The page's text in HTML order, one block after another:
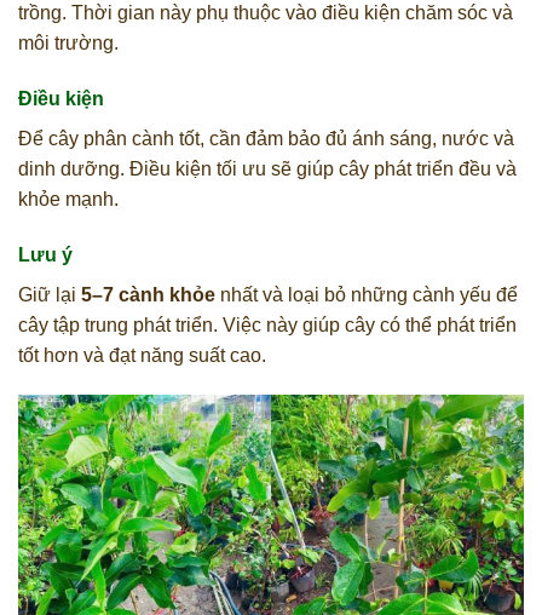
trồng. Thời gian này phụ thuộc vào điều kiện chăm sóc và
môi trường.
Điều kiện
Để cây phân cành tốt, cần đảm bảo đủ ánh sáng, nước và
dinh dưỡng. Điều kiện tối ưu sẽ giúp cây phát triển đều và
khỏe mạnh.
Lưu ý
Giữ lại 5–7 cành khỏe nhất và loại bỏ những cành yếu để
cây tập trung phát triển. Việc này giúp cây có thể phát triển
tốt hơn và đạt năng suất cao.